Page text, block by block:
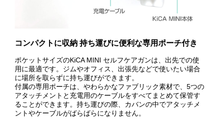
コンパクトに収納 持ち運びに便利な専用ポーチ付き
ポケットサイズのKiCA MINI セルフケアガンは、出先での使
用に最適です。ジムやオフィス、出張先などで使いたい場合
に場所を取らずに持ち運びができます。
付属の専用ポーチは、やわらかなファブリック素材で、5つの
アタッチメントと充電用のケーブルをすべてまとめて保管す
ることができます。持ち運びの際、カバンの中でアタッチメ
ントやケーブルがばらばらになりません。